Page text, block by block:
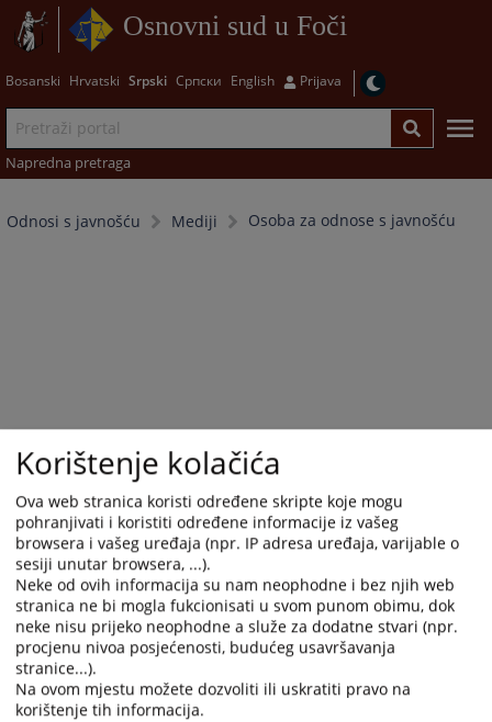
Osnovni sud u Foči
Bosanski Hrvatski Srpski Српски English Prijava
Napredna pretraga
Odnosi s javnošću Mediji Osoba za odnose s javnošću
Trenutno nema vijesti
Korištenje kolačića
Ova web stranica koristi određene skripte koje mogu
pohranjivati i koristiti određene informacije iz vašeg
browsera i vašeg uređaja (npr. IP adresa uređaja, varijable o
sesiji unutar browsera, ...).
Neke od ovih informacija su nam neophodne i bez njih web
stranica ne bi mogla fukcionisati u svom punom obimu, dok
neke nisu prijeko neophodne a služe za dodatne stvari (npr.
procjenu nivoa posjećenosti, budućeg usavršavanja
stranice...).
Na ovom mjestu možete dozvoliti ili uskratiti pravo na
korištenje tih informacija.